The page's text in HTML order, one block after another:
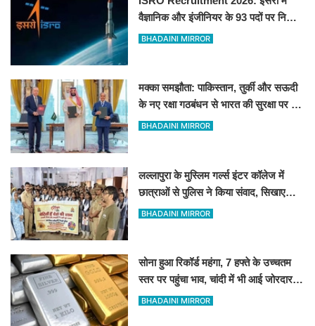
वैज्ञानिक और इंजीनियर के 93 पदों पर निकली
भर्ती
BHADAINI MIRROR
मक्का समझौता: पाकिस्तान, तुर्की और सऊदी
के नए रक्षा गठबंधन से भारत की सुरक्षा पर क्या
पड़ेगा असर?
BHADAINI MIRROR
लल्लापुरा के मुस्लिम गर्ल्स इंटर कॉलेज में
छात्राओं से पुलिस ने किया संवाद, सिखाए
आत्मरक्षा के उपाय
BHADAINI MIRROR
सोना हुआ रिकॉर्ड महंगा, 7 हफ्ते के उच्चतम
स्तर पर पहुंचा भाव, चांदी में भी आई जोरदार
तेजी!
BHADAINI MIRROR